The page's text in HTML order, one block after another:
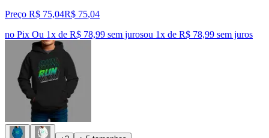
Preço R$ 75,04R$ 75,04
no Pix Ou 1x de R$ 78,99 sem jurosou 1x de R$ 78,99 sem juros